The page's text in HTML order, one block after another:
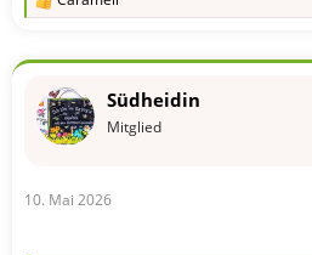
R
k
o
:
Südheidin
Mitglied
10. Mai 2026